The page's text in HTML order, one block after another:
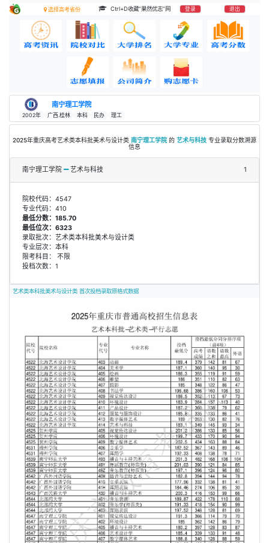
选择高考省份 Ctrl+D收藏“果然优志”网 登录 退出
南宁理工学院
2002年 广西.桂林 本科 民办 理工
2025年重庆高考艺术类本科批美术与设计类 南宁理工学院 的 艺术与科技 专业录取分数溯源
信息
南宁理工学院 艺术与科技 1
院校代码：4547
专业代码：410
最低分数：185.70
最低位次：6323
录取批次：艺术类本科批美术与设计类
专业层次：本科
限考科目： 不限
投档次数：1
艺术类本科批美术与设计类 首次投档录取原格式数据